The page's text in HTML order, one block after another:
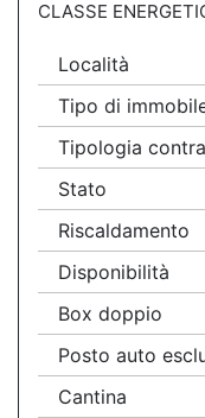
CLASSE
Località
Tipo di
Tipologia
Stato
Riscaldamento
Disponibilità
Box doppio
Posto auto
Cantina